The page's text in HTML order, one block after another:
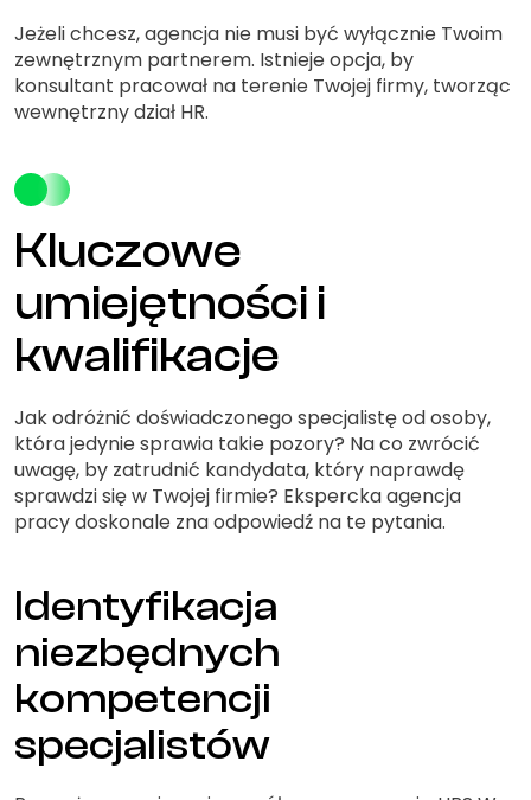
Jeżeli chcesz, agencja nie musi być wyłącznie Twoim
zewnętrznym partnerem. Istnieje opcja, by
konsultant pracował na terenie Twojej firmy, tworząc
wewnętrzny dział HR.
Kluczowe
umiejętności i
kwalifikacje
Jak odróżnić doświadczonego specjalistę od osoby,
która jedynie sprawia takie pozory? Na co zwrócić
uwagę, by zatrudnić kandydata, który naprawdę
sprawdzi się w Twojej firmie? Ekspercka agencja
pracy doskonale zna odpowiedź na te pytania.
Identyfikacja
niezbędnych
kompetencji
specjalistów